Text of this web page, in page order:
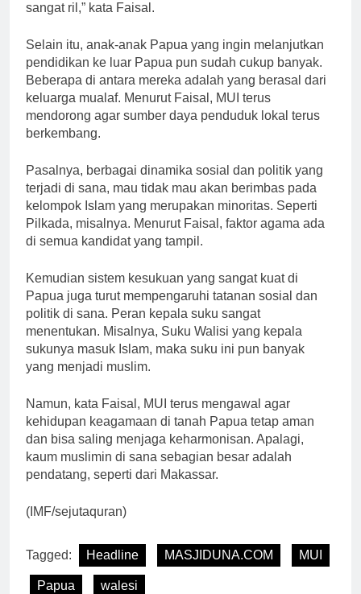
sangat ril,” kata Faisal.
Selain itu, anak-anak Papua yang ingin melanjutkan
pendidikan ke luar Papua pun sudah cukup banyak.
Beberapa di antara mereka adalah yang berasal dari
keluarga mualaf. Menurut Faisal, MUI terus
mendorong agar sumber daya penduduk lokal terus
berkembang.
Pasalnya, berbagai dinamika sosial dan politik yang
terjadi di sana, mau tidak mau akan berimbas pada
kelompok Islam yang merupakan minoritas. Seperti
Pilkada, misalnya. Menurut Faisal, faktor agama ada
di semua kandidat yang tampil.
Kemudian sistem kesukuan yang sangat kuat di
Papua juga turut mempengaruhi tatanan sosial dan
politik di sana. Peran kepala suku sangat
menentukan. Misalnya, Suku Walisi yang kepala
sukunya masuk Islam, maka suku ini pun banyak
yang menjadi muslim.
Namun, kata Faisal, MUI terus mengawal agar
kehidupan keagamaan di tanah Papua tetap aman
dan bisa saling menjaga keharmonisan. Apalagi,
kaum muslimin di sana sebagian besar adalah
pendatang, seperti dari Makassar.
(IMF/sejutaquran)
Tagged: Headline MASJIDUNA.COM MUI
Papua walesi